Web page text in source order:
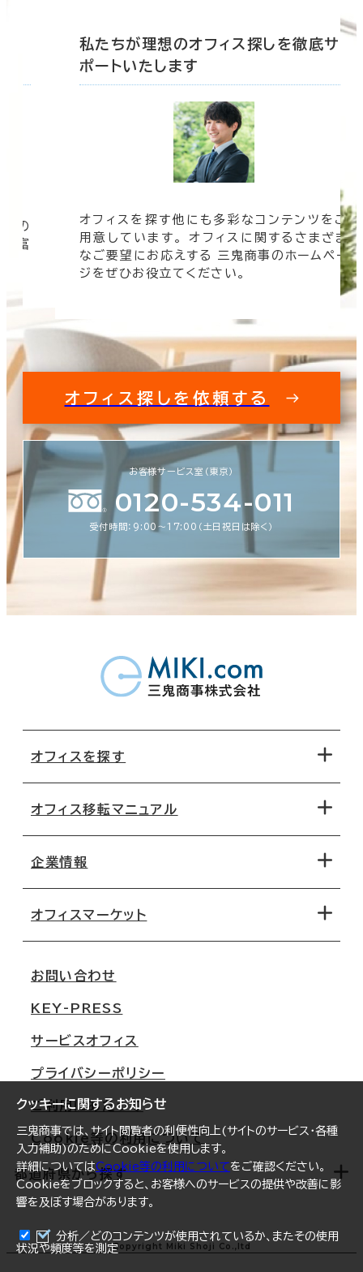
クッキーに関するお知らせ
三鬼商事では、サイト閲覧者の利便性向上(サイトのサービス・各種
入力補助)のためにCookieを使用します。
詳細についてはCookie等の利用についてをご確認ください。
Cookieをブロックすると、お客様へのサービスの提供や改善に影
響を及ぼす場合があります。
分析／どのコンテンツが使用されているか、またその使用
状況や頻度等を測定
の
豊富
私たちが理想のオフィス探しを徹底サ
ポートいたします
オフィスを探す他にも多彩なコンテンツをご
用意しています。 オフィスに関するさまざま
なご要望にお応えする 三鬼商事のホームペー
ジをぜひお役立てください。
オフィス探しを依頼する
お客様サービス室（東京）
0120-534-011
受付時間：9:00〜17:00（土日祝日は除く）
オフィスを探す
地図から探す
路線・駅から探す
オフィス移転マニュアル
移転コストシミュレーション
移転スケジュール
オフィス移転Q&A
企業情報
オフィスマーケット
大阪
名古屋
札幌
仙台
横浜
福岡
オフィスリポート
ログイン
お問い合わせ
KEY-PRESS
サービスオフィス
プライバシーポリシー
ご利用にあたって
Cookie等の利用について
都道府県から探す
北海道 Copyright Miki Shoji Co.,ltd